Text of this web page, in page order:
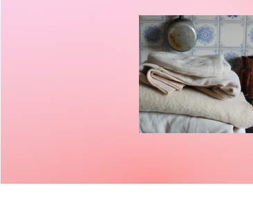
en teinture